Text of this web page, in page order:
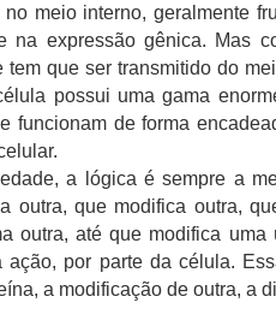
meio interno, geralmente
na expressão gênica. Mas
tem que ser transmitido do
possui uma gama
funcionam de forma
a lógica é sempre a
outra, que modifica outra,
outra, até que modifica uma
ação, por parte da célula.
a modificação de outra, a